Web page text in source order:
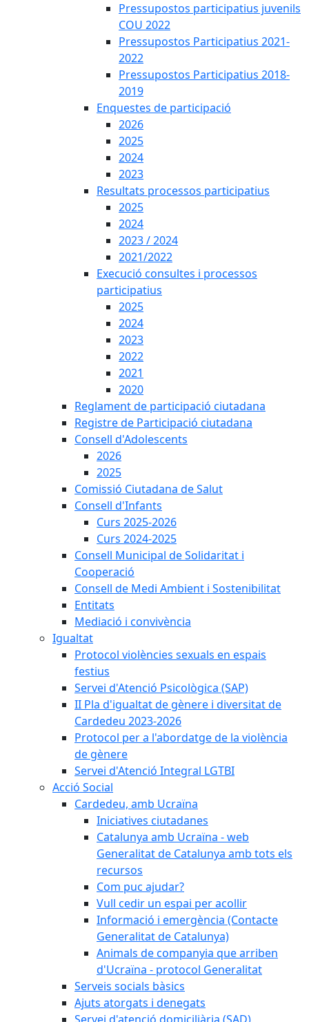
Pressupostos participatius juvenils
COU 2022
Pressupostos Participatius 2021-
2022
Pressupostos Participatius 2018-
2019
Enquestes de participació
2026
2025
2024
2023
Resultats processos participatius
2025
2024
2023 / 2024
2021/2022
Execució consultes i processos
participatius
2025
2024
2023
2022
2021
2020
Reglament de participació ciutadana
Registre de Participació ciutadana
Consell d'Adolescents
2026
2025
Comissió Ciutadana de Salut
Consell d'Infants
Curs 2025-2026
Curs 2024-2025
Consell Municipal de Solidaritat i
Cooperació
Consell de Medi Ambient i Sostenibilitat
Entitats
Mediació i convivència
Igualtat
Protocol violències sexuals en espais
festius
Servei d'Atenció Psicològica (SAP)
II Pla d'igualtat de gènere i diversitat de
Cardedeu 2023-2026
Protocol per a l'abordatge de la violència
de gènere
Servei d'Atenció Integral LGTBI
Acció Social
Cardedeu, amb Ucraïna
Iniciatives ciutadanes
Catalunya amb Ucraïna - web
Generalitat de Catalunya amb tots els
recursos
Com puc ajudar?
Vull cedir un espai per acollir
Informació i emergència (Contacte
Generalitat de Catalunya)
Animals de companyia que arriben
d'Ucraïna - protocol Generalitat
Serveis socials bàsics
Ajuts atorgats i denegats